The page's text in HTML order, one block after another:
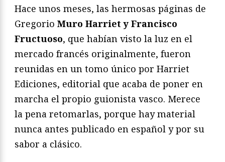
Hace unos meses, las hermosas páginas de
Gregorio Muro Harriet y Francisco
Fructuoso, que habían visto la luz en el
mercado francés originalmente, fueron
reunidas en un tomo único por Harriet
Ediciones, editorial que acaba de poner en
marcha el propio guionista vasco. Merece
la pena retomarlas, porque hay material
nunca antes publicado en español y por su
sabor a clásico.